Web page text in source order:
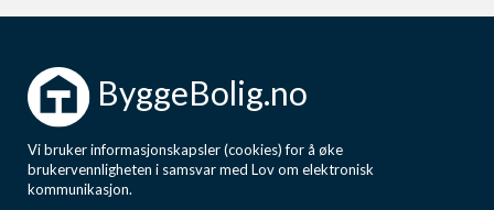
ByggeBolig.no
Vi bruker informasjonskapsler (cookies) for å øke
brukervennligheten i samsvar med Lov om elektronisk
kommunikasjon.